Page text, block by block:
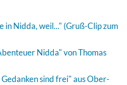
in Nidda, weil..." (Gruß-Clip zum
Nidda" von Thomas
sind frei" aus Ober-